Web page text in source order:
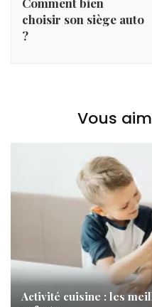
choisir son siège auto
?
Vous
Activité cuisine : les